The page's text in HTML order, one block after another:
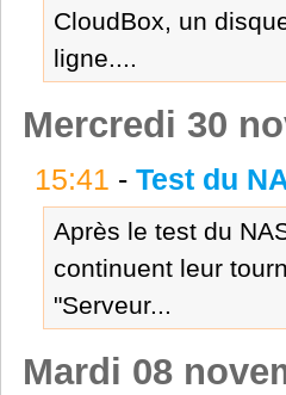
CloudBox, un
ligne....
Mercredi 30
15:41 - Test du
Après le test du
continuent leur
"Serveur...
Mardi 08